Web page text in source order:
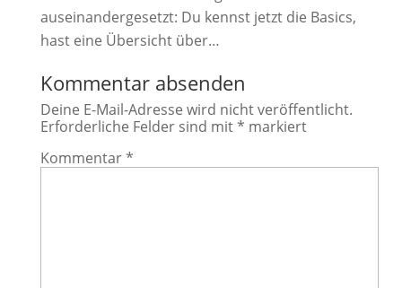
auseinandergesetzt: Du kennst jetzt die Basics,
hast eine Übersicht über…
Kommentar absenden
Deine E-Mail-Adresse wird nicht veröffentlicht.
Erforderliche Felder sind mit* markiert
Kommentar*